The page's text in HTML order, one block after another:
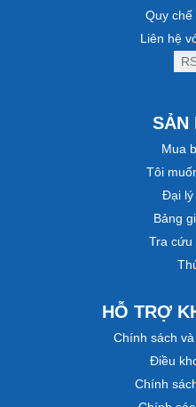
Quy chế
Liên hệ
SẢN
Mua
Tôi
Đại lý
Bảng
Tra cứu
HỖ TRỢ
Chính sách
Điều
Chính